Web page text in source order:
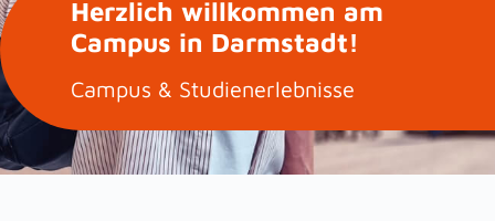
Herzlich willkommen am
Campus in Darmstadt!
Campus & Studienerlebnisse